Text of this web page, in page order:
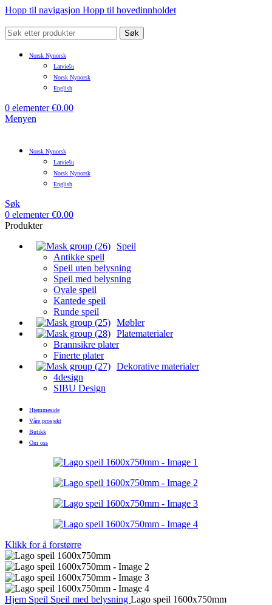
Hopp til navigasjon Hopp til hovedinnholdet
Søk
Norsk Nynorsk
Latviešu
Norsk Nynorsk
English
0 elementer €0.00
Menyen
Norsk Nynorsk
Latviešu
Norsk Nynorsk
English
Søk
0 elementer €0.00
Produkter
Speil
Antikke speil
Speil uten belysning
Speil med belysning
Ovale speil
Kantede speil
Runde speil
Møbler
Platematerialer
Brannsikre plater
Finerte plater
Dekorative materialer
4design
SIBU Design
Hjemmeside
Våre prosjekt
Butikk
Om oss
Klikk for å forstørre
Hjem Speil Speil med belysning Lago speil 1600x750mm